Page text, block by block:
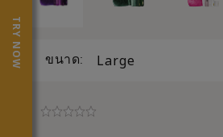
ขนาด: Large
TRY NOW